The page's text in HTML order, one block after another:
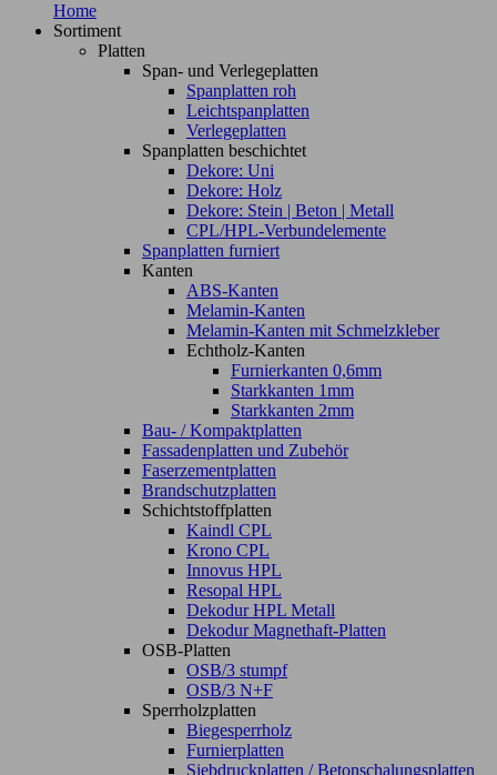
Home
Sortiment
Platten
Span- und Verlegeplatten
Spanplatten roh
Leichtspanplatten
Verlegeplatten
Spanplatten beschichtet
Dekore: Uni
Dekore: Holz
Dekore: Stein | Beton | Metall
CPL/HPL-Verbundelemente
Spanplatten furniert
Kanten
ABS-Kanten
Melamin-Kanten
Melamin-Kanten mit Schmelzkleber
Echtholz-Kanten
Furnierkanten 0,6mm
Starkkanten 1mm
Starkkanten 2mm
Bau- / Kompaktplatten
Fassadenplatten und Zubehör
Faserzementplatten
Brandschutzplatten
Schichtstoffplatten
Kaindl CPL
Krono CPL
Innovus HPL
Resopal HPL
Dekodur HPL Metall
Dekodur Magnethaft-Platten
OSB-Platten
OSB/3 stumpf
OSB/3 N+F
Sperrholzplatten
Biegesperrholz
Furnierplatten
Siebdruckplatten / Betonschalungsplatten